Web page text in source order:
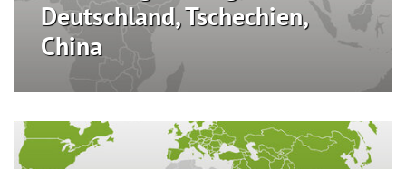
Deutschland, Tschechien,
China